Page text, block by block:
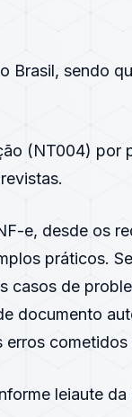
Brasil, sendo
(NT004) por
e, desde os
práticos.
casos de
documento
cometidos
leiaute da